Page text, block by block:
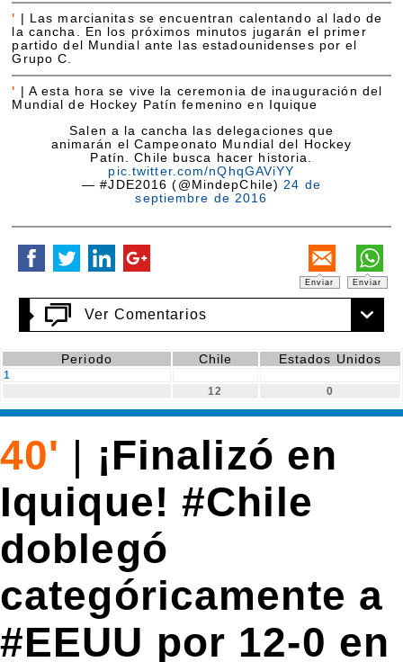
'
Las marcianitas se encuentran calentando al lado de
la cancha. En los próximos minutos jugarán el primer
partido del Mundial ante las estadounidenses por el
Grupo C.
'
A esta hora se vive la ceremonia de inauguración del
Mundial de Hockey Patín femenino en Iquique
Salen a la cancha las delegaciones que
animarán el Campeonato Mundial del Hockey
Patín. Chile busca hacer historia.
pic.twitter.com/nQhqGAViYY
— #JDE2016 (@MindepChile) 24 de
septiembre de 2016
Enviar Enviar
Ver Comentarios
Periodo Chile Estados Unidos
1
12
0
40'
¡Finalizó en
Iquique! #Chile
doblegó
categóricamente a
#EEUU por 12-0 en